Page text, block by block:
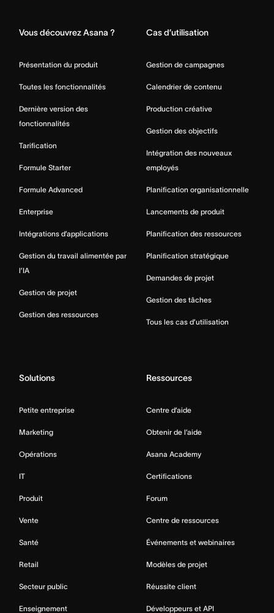
Vous découvrez Asana ?
Présentation du produit
Toutes les fonctionnalités
Dernière version des
fonctionnalités
Tarification
Formule Starter
Formule Advanced
Enterprise
Intégrations d’applications
Gestion du travail alimentée par
l’IA
Gestion de projet
Gestion des ressources
Cas d’utilisation
Gestion de campagnes
Calendrier de contenu
Production créative
Gestion des objectifs
Intégration des nouveaux
employés
Planification organisationnelle
Lancements de produit
Planification des ressources
Planification stratégique
Demandes de projet
Gestion des tâches
Tous les cas d’utilisation
Solutions
Petite entreprise
Marketing
Opérations
IT
Produit
Vente
Santé
Retail
Secteur public
Enseignement
Ressources
Centre d’aide
Obtenir de l’aide
Asana Academy
Certifications
Forum
Centre de ressources
Événements et webinaires
Modèles de projet
Réussite client
Développeurs et API